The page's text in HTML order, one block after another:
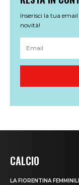
CALCIO
LA FIORENTINA